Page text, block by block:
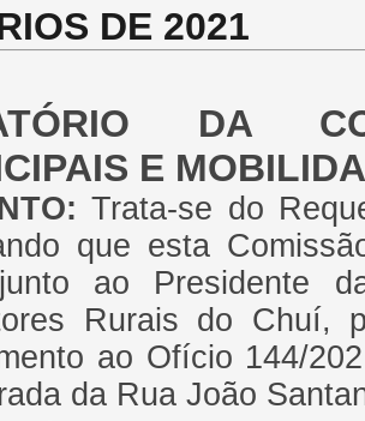
DE 2021
DA
E
Trata-se do
que esta
ao Presidente
Rurais do Chuí,
ao Ofício 144/
da Rua João